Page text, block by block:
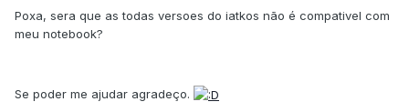
Poxa, sera que as todas versoes do iatkos não é compativel com
meu notebook?
Se poder me ajudar agradeço.